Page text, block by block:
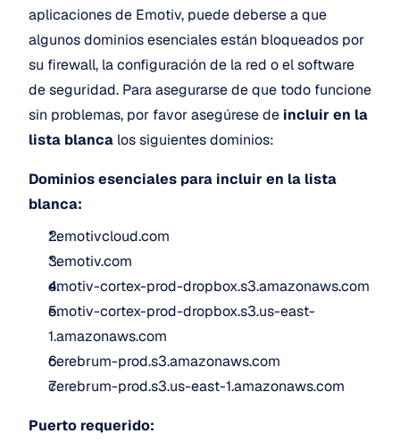
aplicaciones de Emotiv, puede deberse a que
algunos dominios esenciales están bloqueados por
su firewall, la configuración de la red o el software
de seguridad. Para asegurarse de que todo funcione
sin problemas, por favor asegúrese de incluir en la
lista blanca los siguientes dominios:
Dominios esenciales para incluir en la lista
blanca:
*.emotivcloud.com
*.emotiv.com
emotiv-cortex-prod-dropbox.s3.amazonaws.com
emotiv-cortex-prod-dropbox.s3.us-east-
1.amazonaws.com
cerebrum-prod.s3.amazonaws.com
cerebrum-prod.s3.us-east-1.amazonaws.com
Puerto requerido: